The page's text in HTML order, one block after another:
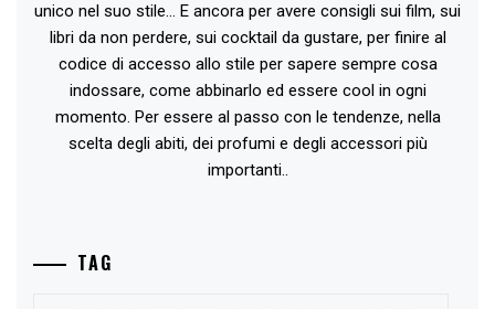
unico nel suo stile... E ancora per avere consigli sui film, sui
libri da non perdere, sui cocktail da gustare, per finire al
codice di accesso allo stile per sapere sempre cosa
indossare, come abbinarlo ed essere cool in ogni
momento. Per essere al passo con le tendenze, nella
scelta degli abiti, dei profumi e degli accessori più
importanti..
TAG